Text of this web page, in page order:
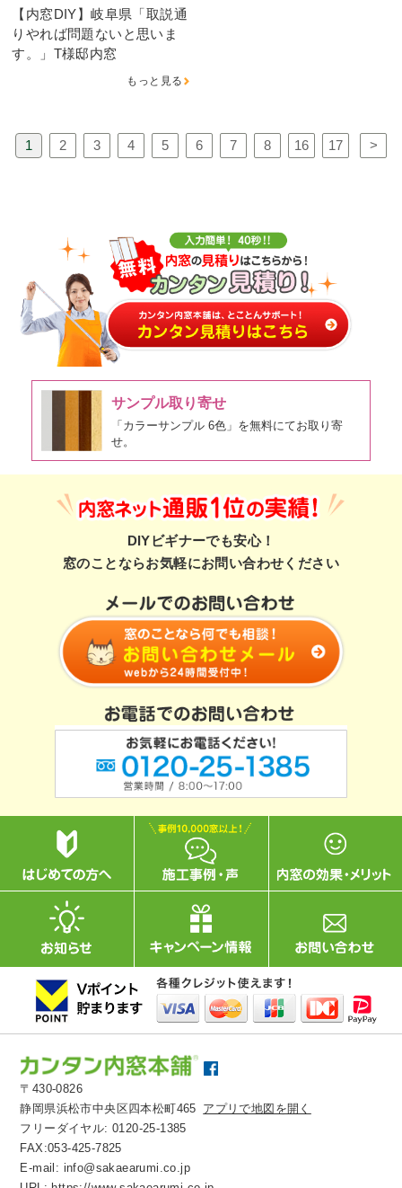
【内窓DIY】岐阜県「取説通
りやれば問題ないと思いま
す。」T様邸内窓
もっと見る
1 2 3 4 5 6 7 8 16 17 >
サンプル取り寄せ
「カラーサンプル 6色」を無料にてお取り寄
せ。
DIYビギナーでも安心！
窓のことならお気軽にお問い合わせください
〒430-0826
静岡県浜松市中央区四本松町465 アプリで地図を開く
フリーダイヤル:0120-25-1385
FAX:053-425-7825
E-mail: info@sakaearumi.co.jp